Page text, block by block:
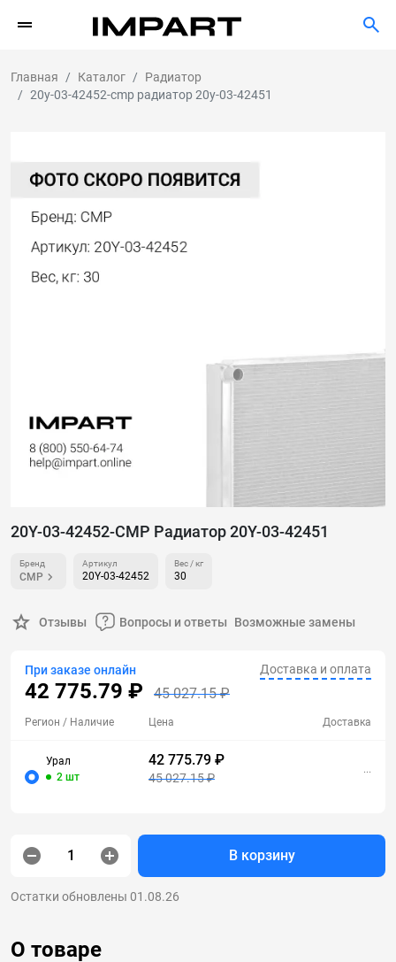
Главная Каталог
Радиатор
20y-03-42452-cmp радиатор 20y-03-42451
20Y-03-42452-CMP Радиатор 20Y-03-42451
Бренд
CMP
Артикул
20Y-03-42452
Вес / кг
30
Отзывы Вопросы и ответы Возможные замены
При заказе онлайн
42 775.79 ₽ 45 027.15 ₽
Доставка и оплата
Регион / Наличие Цена Доставка
Урал
2 шт
42 775.79 ₽
45 027.15 ₽
...
В корзину
Остатки обновлены 01.08.26
О товаре